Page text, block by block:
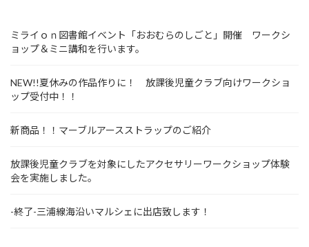
ミライｏｎ図書館イベント「おおむらのしごと」開催 ワークシ
ョップ＆ミニ講和を行います。
NEW!!夏休みの作品作りに！ 放課後児童クラブ向けワークショ
ップ受付中！！
新商品！！マーブルアースストラップのご紹介
放課後児童クラブを対象にしたアクセサリーワークショップ体験
会を実施しました。
-終了-三浦線海沿いマルシェに出店致します！